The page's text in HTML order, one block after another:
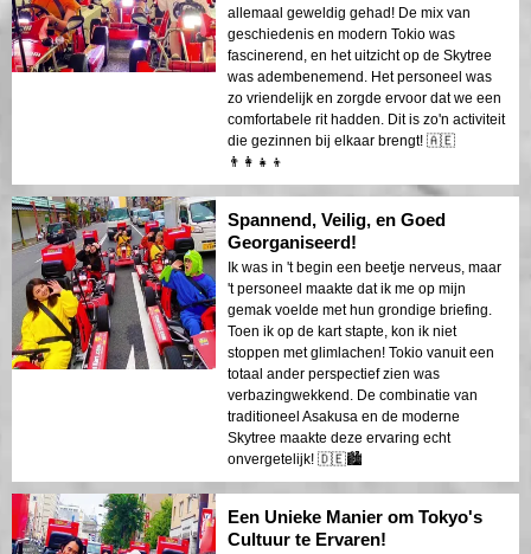
allemaal geweldig gehad! De mix van
geschiedenis en modern Tokio was
fascinerend, en het uitzicht op de Skytree
was adembenemend. Het personeel was
zo vriendelijk en zorgde ervoor dat we een
comfortabele rit hadden. Dit is zo'n activiteit
die gezinnen bij elkaar brengt! 🇦🇪
👨‍👩‍👧‍👦
Spannend, Veilig, en Goed
Georganiseerd!
Ik was in 't begin een beetje nerveus, maar
't personeel maakte dat ik me op mijn
gemak voelde met hun grondige briefing.
Toen ik op de kart stapte, kon ik niet
stoppen met glimlachen! Tokio vanuit een
totaal ander perspectief zien was
verbazingwekkend. De combinatie van
traditioneel Asakusa en de moderne
Skytree maakte deze ervaring echt
onvergetelijk! 🇩🇪🏙️
Een Unieke Manier om Tokyo's
Cultuur te Ervaren!